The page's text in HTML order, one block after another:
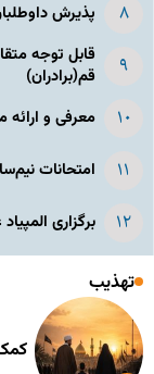
پذیرش داوطلبان
قابل توجه
قم(برادران)
معرفی و
امتحانات نیم‌سال
برگزاری
تهذیب